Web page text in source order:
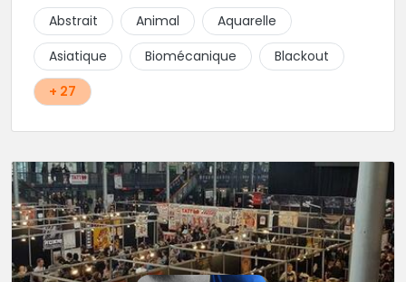
qui a travaillé dans plusieurs boutiques de la ville
avant de rejoindre notre équipe. La boutique
accueille plusieurs artistes tatoueurs en tant que
guests tout au long de l'année afin de proposer
d'autres styles.
Abstrait Animal
Aquarelle
Asiatique
Biomécanique
Blackout
+ 27